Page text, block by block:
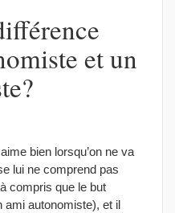
et un
bien lorsqu’on ne va
lui ne comprend pas
compris que le but
ami autonomiste), et il